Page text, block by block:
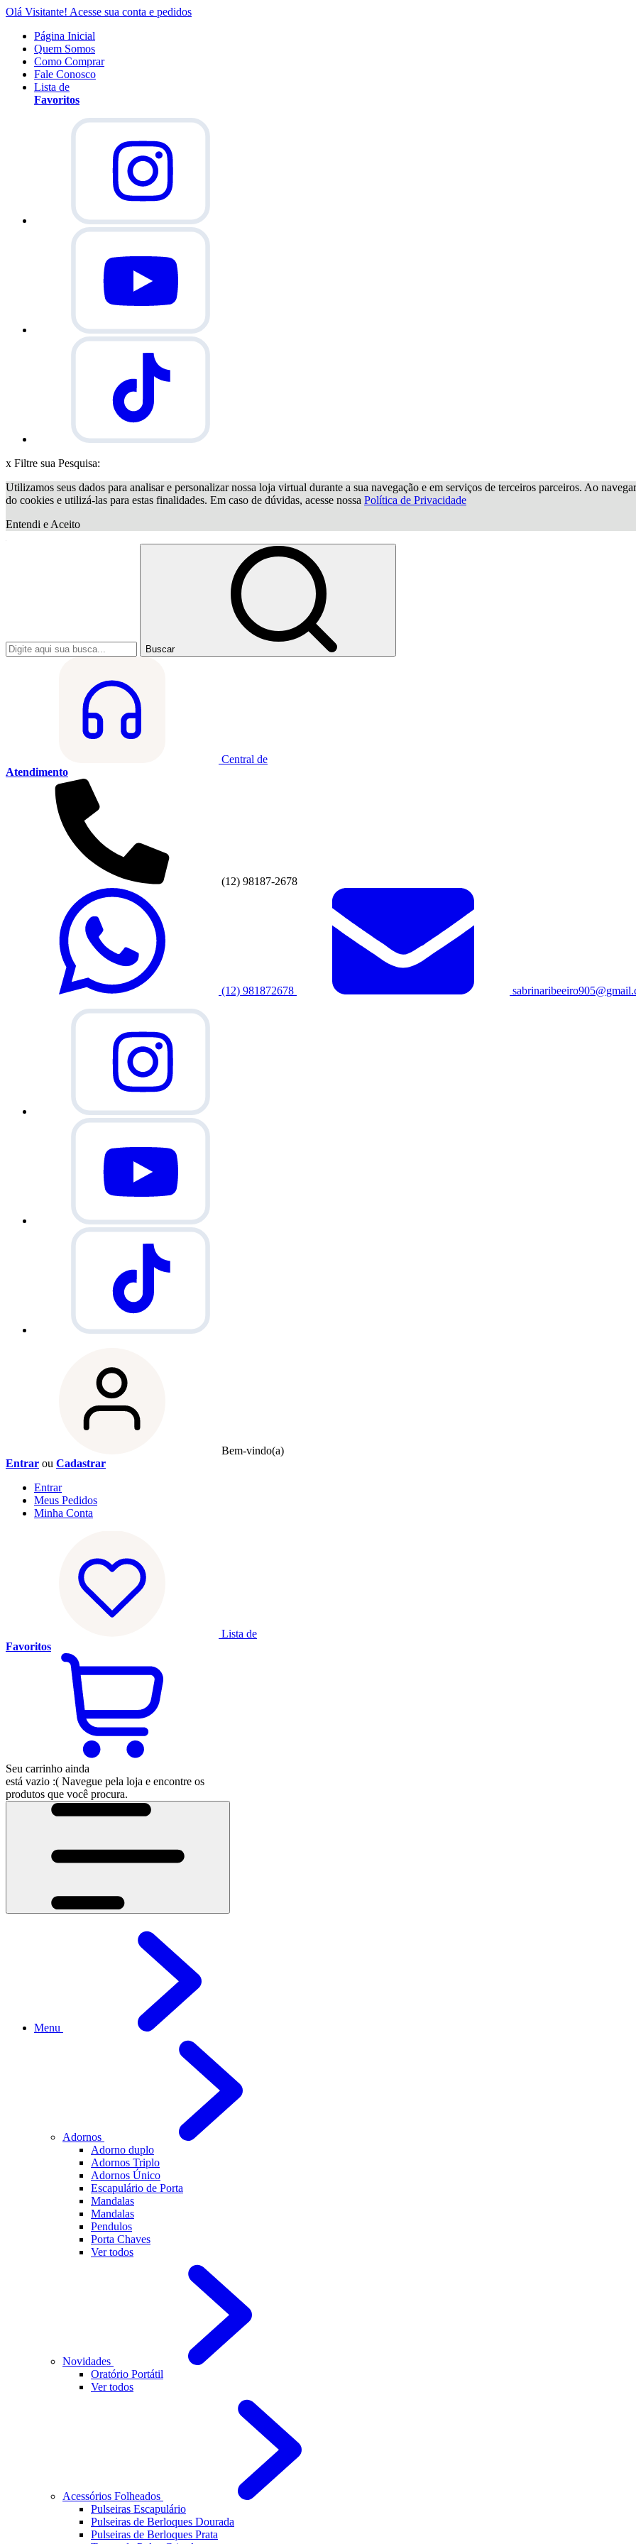
Olá Visitante! Acesse sua conta e pedidos
Página Inicial
Quem Somos
Como Comprar
Fale Conosco
Lista de
Favoritos
x Filtre sua Pesquisa:
Utilizamos seus dados para analisar e personalizar nossa loja virtual durante a sua navegação e em serviços de terceiros parceiros. Ao
do cookies e utilizá-las para estas finalidades. Em caso de dúvidas, acesse nossa Política de Privacidade
Entendi e Aceito
Buscar
Central de
Atendimento
(12) 98187-2678
(12) 981872678
Bem-vindo(a)
Entrar ou Cadastrar
Entrar
Meus Pedidos
Minha Conta
Lista de
Favoritos
Seu carrinho ainda
está vazio :( Navegue pela loja e encontre os
produtos que você procura.
Menu
Adornos
Adorno duplo
Adornos Triplo
Adornos Único
Escapulário de Porta
Mandalas
Mandalas
Pendulos
Porta Chaves
Ver todos
Novidades
Oratório Portátil
Ver todos
Acessórios Folheados
Pulseiras Escapulário
Pulseiras de Berloques Dourada
Pulseiras de Berloques Prata